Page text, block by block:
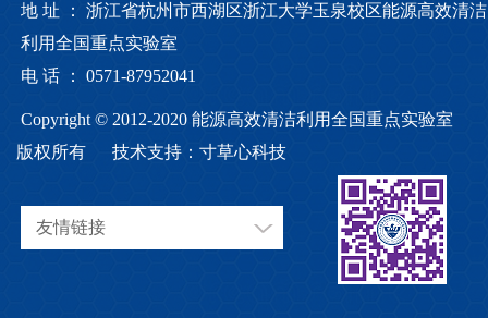
地 址 ： 浙江省杭州市西湖区浙江大学玉泉校区能源高效清洁
利用全国重点实验室
电 话 ： 0571-87952041
Copyright © 2012-2020 能源高效清洁利用全国重点实验室
权所有技术支持： 寸草心科技